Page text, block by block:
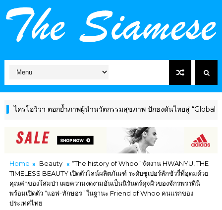
า ตอกย้ำภาพผู้นำนวัตกรรมสุขภาพ ปักธงดันไทยสู่ “Global Wellness
Home Beauty
“The history of Whoo” จัดงาน HWANYU, THE
TIMELESS BEAUTY เปิดตัวไลน์ผลิตภัณฑ์ ระดับซูเปอร์ลักชัวรี่ที่อุดมด้วย
คุณค่าของโสมป่า เผยความงดงามอันเป็นนิรันดร์ดุจผิวของจักรพรรดินี
พร้อมเปิดตัว “แอฟ-ทักษอร” ในฐานะ Friend of Whoo คนแรกของ
ประเทศไทย